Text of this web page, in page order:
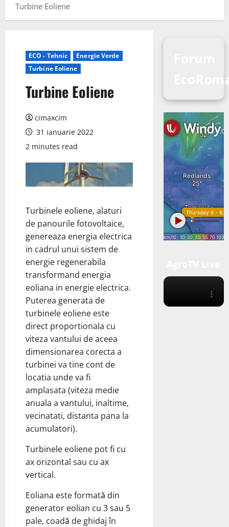
Turbine Eoliene
ECO - Tehnic
Energie Verde
Turbine Eoliene
Turbine Eoliene
cimaxcim
31 ianuarie 2022
2 minutes read
Turbinele eoliene, alaturi
de panourile fotovoltaice,
genereaza energia electrica
in cadrul unui sistem de
energie regenerabila
transformand energia
eoliana in energie electrica.
Puterea generata de
turbinele eoliene este
direct proportionala cu
viteza vantului de aceea
dimensionarea corecta a
turbinei va tine cont de
locatia unde va fi
amplasata (viteza medie
anuala a vantului, inaltime,
vecinatati, distanta pana la
acumulatori).
Turbinele eoliene pot fi cu
ax orizontal sau cu ax
vertical.
Eoliana este formată din
generator eolian cu 3 sau 5
pale, coadă de ghidaj în